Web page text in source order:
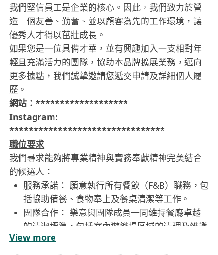
我們堅信員工是企業的核心。因此，我們致力於營
造一個友善、勤奮、並以顧客為先的工作環境，讓
優秀人才得以茁壯成長。
如果您是一位具備才華，並有興趣加入一支相對年
輕且充滿活力的團隊，協助本品牌擴展業務，邁向
更多據點，我們誠摯邀請您遞交申請及詳細個人履
歷。
網站：*******************
Instagram:
********************************
職位要求
我們尋求能夠將專業精神與實務奉獻精神完美結合
的候選人：
服務承諾： 願意執行所有餐飲（F&B）職務，包
括協助備餐、食物奉上及餐桌清潔等工作。
團隊合作： 樂意與團隊成員一同維持餐廳卓越
的清潔標準，包括室內遊樂場區域的清理及維護
工作。
View more